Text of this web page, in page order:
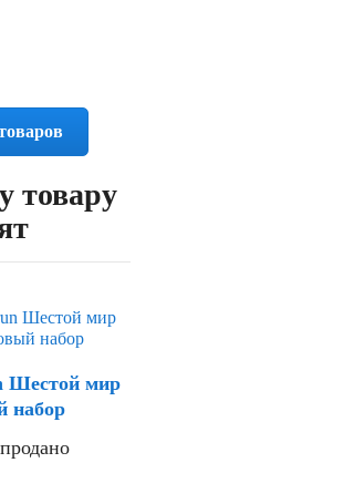
товару
Шестой мир
набор